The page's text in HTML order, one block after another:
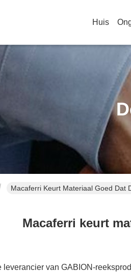
Huis
Macaferri Keurt Materiaal Goed Dat
Macaferri keurt
leverancier van GABION-